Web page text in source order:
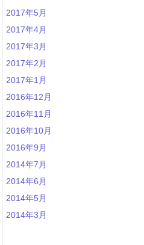
2017年5月
2017年4月
2017年3月
2017年2月
2017年1月
2016年12月
2016年11月
2016年10月
2016年9月
2014年7月
2014年6月
2014年5月
2014年3月